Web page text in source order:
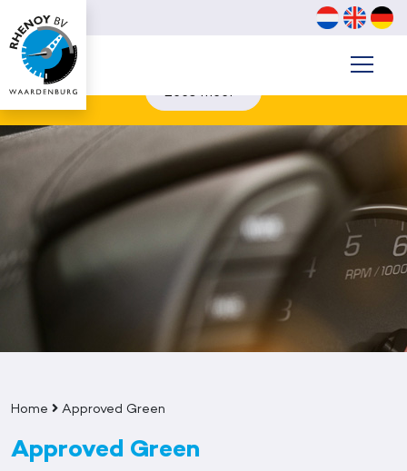
Contanten van €3000,- of meer? betaal digitaal. (biljetten
van €200 & €500 kunnen wij niet aannemen)
Home Approved Green
Approved Green